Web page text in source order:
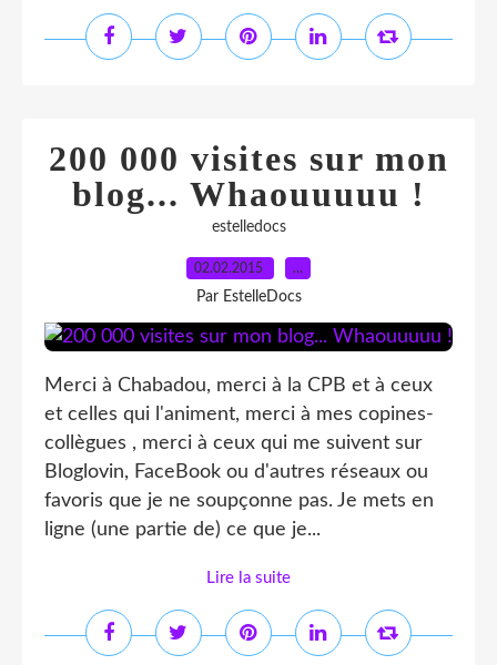
200 000 visites sur mon
blog... Whaouuuuu !
estelledocs
02.02.2015 …
Par EstelleDocs
Merci à Chabadou, merci à la CPB et à ceux
et celles qui l'animent, merci à mes copines-
collègues , merci à ceux qui me suivent sur
Bloglovin, FaceBook ou d'autres réseaux ou
favoris que je ne soupçonne pas. Je mets en
ligne (une partie de) ce que je...
Lire la suite